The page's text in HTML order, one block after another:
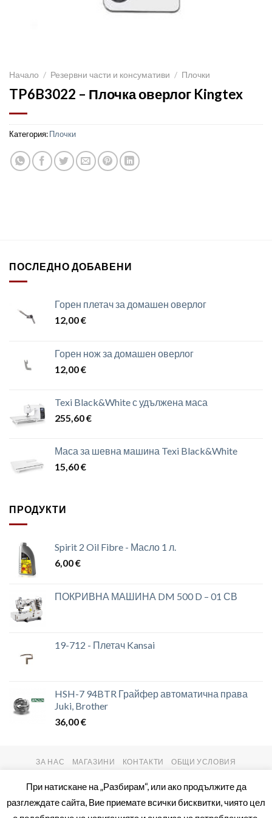
Начало / Резервни части и консумативи / Плочки
TP6B3022 – Плочка оверлог Kingtex
Категория:Плочки
ПОСЛЕДНО ДОБАВЕНИ
Горен плетач за домашен оверлог
12,00€
Горен нож за домашен оверлог
12,00€
Texi Black&White с удължена маса
255,60€
Маса за шевна машина Texi Black&White
15,60€
ПРОДУКТИ
Spirit 2 Oil Fibre - Масло 1 л.
6,00€
ПОКРИВНА МАШИНА DM 500 D – 01 СВ
19-712 - Плетач Kansai
HSH-7 94BTR Грайфер автоматична права
Juki, Brother
36,00€
ЗА НАС МАГАЗИНИ КОНТАКТИ ОБЩИ УСЛОВИЯ
При натискане на „Разбирам“, или ако продължите да
разглеждате сайта, Вие приемате всички бисквитки, чиято цел